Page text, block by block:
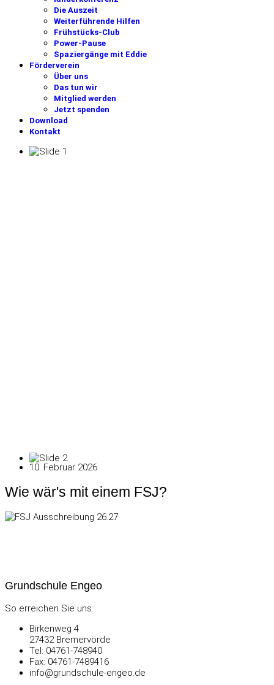
Die Auszeit
Weiterführende Hilfen
Frühstücks-Club
Power-Pause
Spaziergänge mit Eddie
Förderverein
Über uns
Das tun wir
Mitglied werden
Jetzt spenden
Download
Kontakt
10. Februar 2026
Wie wär's mit einem FSJ?
Grundschule Engeo
So erreichen Sie uns:
Birkenweg 4
27432 Bremervörde
Tel: 04761-748940
Fax: 04761-7489416
info@grundschule-engeo.de